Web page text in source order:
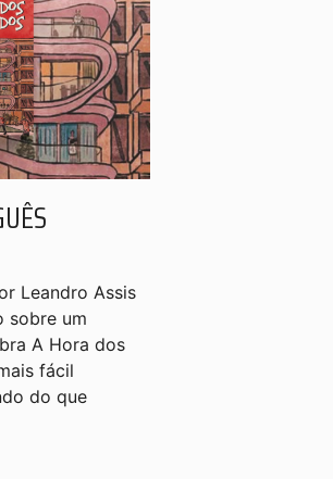
Leandro Assis
sobre um
A Hora dos
fácil
do que